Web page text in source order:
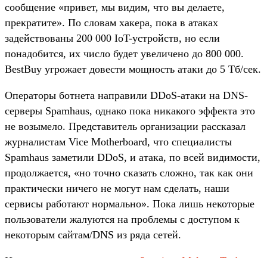
сообщение «привет, мы видим, что вы делаете,
прекратите». По словам хакера, пока в атаках
задействованы 200 000 IoT-устройств, но если
понадобится, их число будет увеличено до 800 000.
BestBuy угрожает довести мощность атаки до 5 Тб/сек.
Операторы ботнета направили DDoS-атаки на DNS-
серверы Spamhaus, однако пока никакого эффекта это
не возымело. Представитель организации рассказал
журналистам Vice Motherboard, что специалисты
Spamhaus заметили DDoS, и атака, по всей видимости,
продолжается, «но точно сказать сложно, так как они
практически ничего не могут нам сделать, наши
сервисы работают нормально». Пока лишь некоторые
пользователи жалуются на проблемы с доступом к
некоторым сайтам/DNS из ряда сетей.